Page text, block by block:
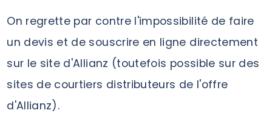
On regrette par contre l'impossibilité de faire
un devis et de souscrire en ligne directement
sur le site d'Allianz (toutefois possible sur des
sites de courtiers distributeurs de l'offre
d'Allianz).